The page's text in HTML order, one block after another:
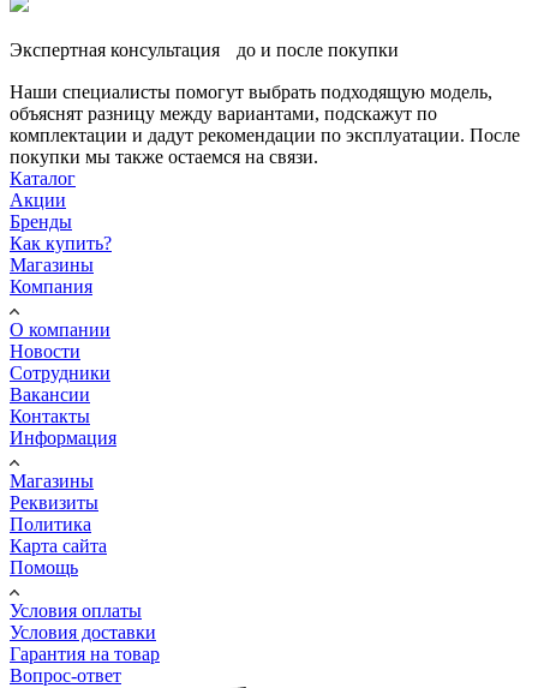
Экспертная консультация до и после покупки
Наши специалисты помогут выбрать подходящую модель,
объяснят разницу между вариантами, подскажут по
комплектации и дадут рекомендации по эксплуатации. После
покупки мы также остаемся на связи.
Каталог
Акции
Бренды
Как купить?
Магазины
Компания
О компании
Новости
Сотрудники
Вакансии
Контакты
Информация
Магазины
Реквизиты
Политика
Карта сайта
Помощь
Условия оплаты
Условия доставки
Гарантия на товар
Вопрос-ответ